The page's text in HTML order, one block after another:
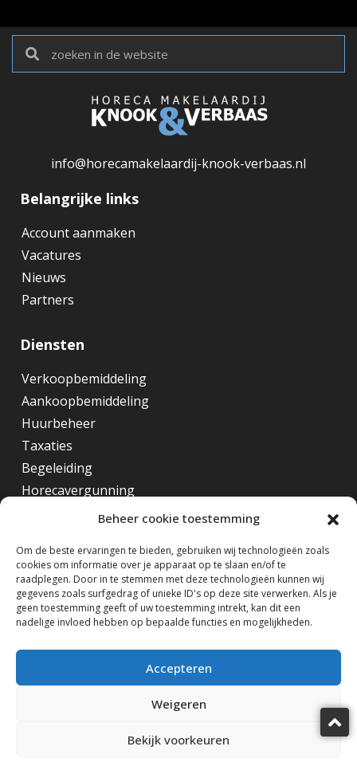
Beheer cookie toestemming
Om de beste ervaringen te bieden, gebruiken wij technologieën zoals
cookies om informatie over je apparaat op te slaan en/of te
raadplegen. Door in te stemmen met deze technologieën kunnen wij
gegevens zoals surfgedrag of unieke ID's op deze site verwerken. Als je
geen toestemming geeft of uw toestemming intrekt, kan dit een
nadelige invloed hebben op bepaalde functies en mogelijkheden.
Accepteren
Weigeren
Bekijk voorkeuren
info@horecamakelaardij-knook-verbaas.nl
Belangrijke links
Account aanmaken
Vacatures
Nieuws
Partners
Diensten
Verkoopbemiddeling
Aankoopbemiddeling
Huurbeheer
Taxaties
Begeleiding
Horecavergunning
Horecamakelaar Rotterdam
Horecamakelaar Eindhoven
Horecamakelaar Amsterdam
Horecamakelaardij Knook & Verbaas © 2025